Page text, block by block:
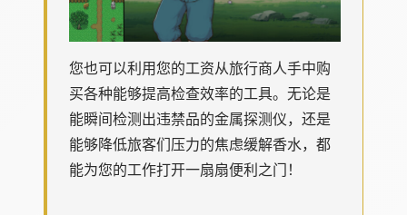
您也可以利用您的工资从旅行商人手中购
买各种能够提高检查效率的工具。无论是
能瞬间检测出违禁品的金属探测仪，还是
能够降低旅客们压力的焦虑缓解香水，都
能为您的工作打开一扇扇便利之门！